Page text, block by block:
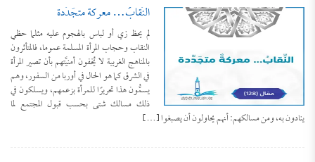
النِّقابُ… معركةٌ متجَدِّدة
لم يحظ زي أو لباس بالهجوم عليه مثلما حظي
النقاب وحجاب المرأة المسلمة عموما، فالمتأثرون
بالمناهج الغربية لا يُخفون أمنيَّتهم بأن تصير المرأة
في الشرق كما هو الحال في أوربا من السفور، وهم
يسمُّون هذا تحريرًا للمرأة بزعمهم، ويسلكون في
ذلك مسالك شتى بحسب قبول المجتمع لما
ينادون به، ومن مسالكهم: أنهم يحاولون أن يصبغوا […]